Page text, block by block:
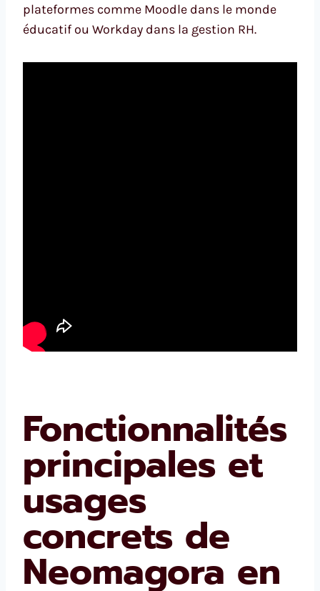
plateformes comme Moodle dans le monde
éducatif ou Workday dans la gestion RH.
Fonctionnalités
principales et
usages
concrets de
Neomagora en